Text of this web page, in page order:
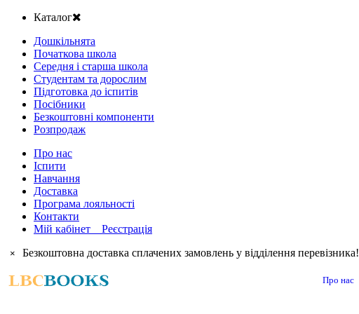
Каталог
Дошкільнята
Початкова школа
Середня і старша школа
Студентам та дорослим
Підготовка до іспитів
Посібники
Безкоштовні компоненти
Розпродаж
Про нас
Іспити
Навчання
Доставка
Програма лояльності
Контакти
Мій кабінет Реєстрація
× Безкоштовна доставка сплачених замовлень у відділення перевізника!
Про нас